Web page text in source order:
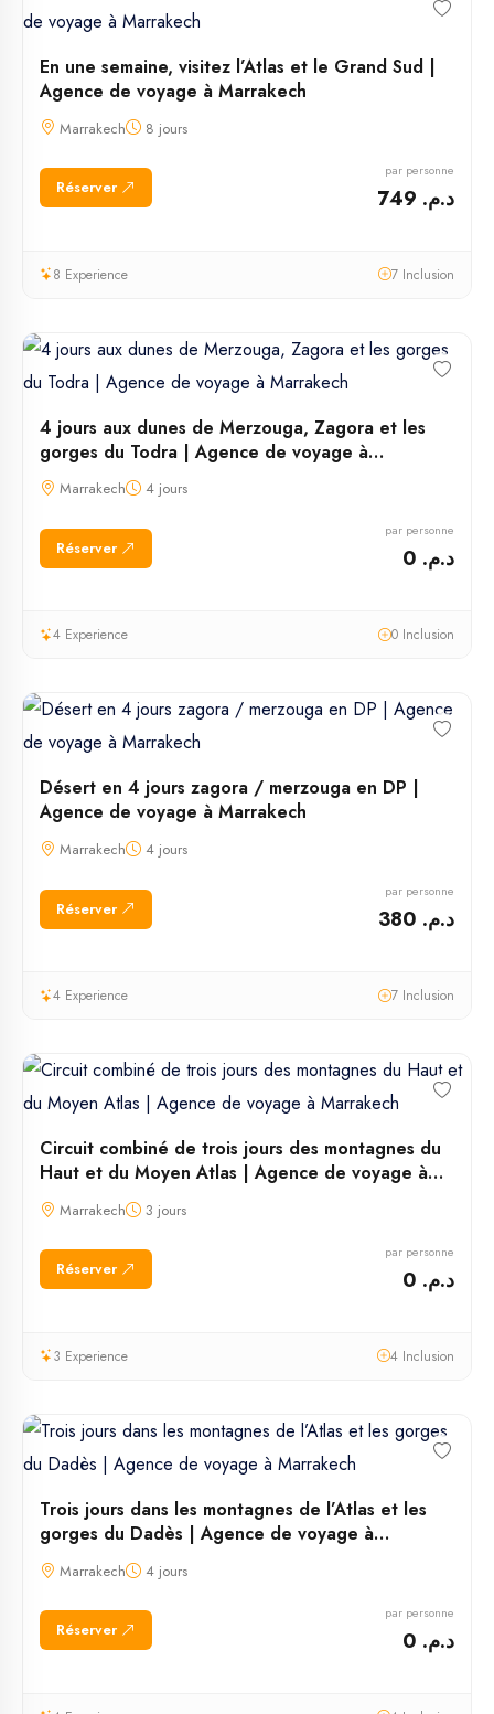
En une semaine, visitez l’Atlas et le Grand Sud |
Agence de voyage à Marrakech
Marrakech 8 jours
Réserver
par personne
د.م. 749
8 Experience 7 Inclusion
4 jours aux dunes de Merzouga, Zagora et les
gorges du Todra | Agence de voyage à
Marrakech
Marrakech 4 jours
Réserver
par personne
د.م. 0
4 Experience 0 Inclusion
Désert en 4 jours zagora / merzouga en DP |
Agence de voyage à Marrakech
Marrakech 4 jours
Réserver
par personne
د.م. 380
4 Experience 7 Inclusion
Circuit combiné de trois jours des montagnes du
Haut et du Moyen Atlas | Agence de voyage à
Marrakech
Marrakech 3 jours
Réserver
par personne
د.م. 0
3 Experience 4 Inclusion
Trois jours dans les montagnes de l’Atlas et les
gorges du Dadès | Agence de voyage à
Marrakech
Marrakech 4 jours
Réserver
par personne
د.م. 0